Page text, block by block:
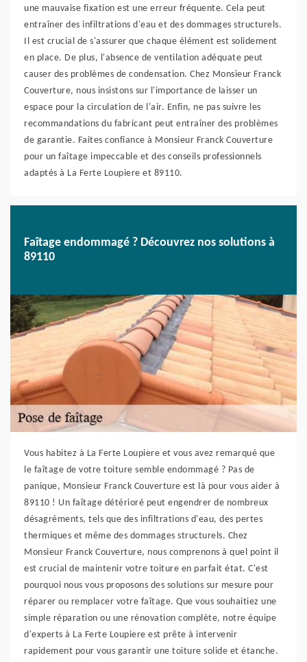
une mauvaise fixation est une erreur fréquente. Cela peut
entraîner des infiltrations d'eau et des dommages structurels.
Il est crucial de s'assurer que chaque élément est solidement
en place. De plus, l'absence de ventilation adéquate peut
causer des problèmes de condensation. Chez Monsieur Franck
Couverture, nous insistons sur l'importance de laisser un
espace pour la circulation de l'air. Enfin, ne pas suivre les
recommandations du fabricant peut entraîner des problèmes
de garantie. Faites confiance à Monsieur Franck Couverture
pour un faîtage impeccable et des conseils professionnels
adaptés à La Ferte Loupiere et 89110.
Faîtage endommagé ? Découvrez nos solutions à
89110
Vous habitez à La Ferte Loupiere et vous avez remarqué que
le faîtage de votre toiture semble endommagé ? Pas de
panique, Monsieur Franck Couverture est là pour vous aider à
89110 ! Un faîtage détérioré peut engendrer de nombreux
désagréments, tels que des infiltrations d'eau, des pertes
thermiques et même des dommages structurels. Chez
Monsieur Franck Couverture, nous comprenons à quel point il
est crucial de maintenir votre toiture en parfait état. C'est
pourquoi nous vous proposons des solutions sur mesure pour
réparer ou remplacer votre faîtage. Que vous souhaitiez une
simple réparation ou une rénovation complète, notre équipe
d'experts à La Ferte Loupiere est prête à intervenir
rapidement pour vous garantir une toiture solide et étanche.